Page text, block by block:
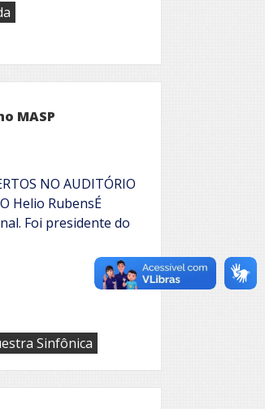
MASP
NO AUDITÓRIO
Helio RubensÉ
Foi presidente do
Sinfônica